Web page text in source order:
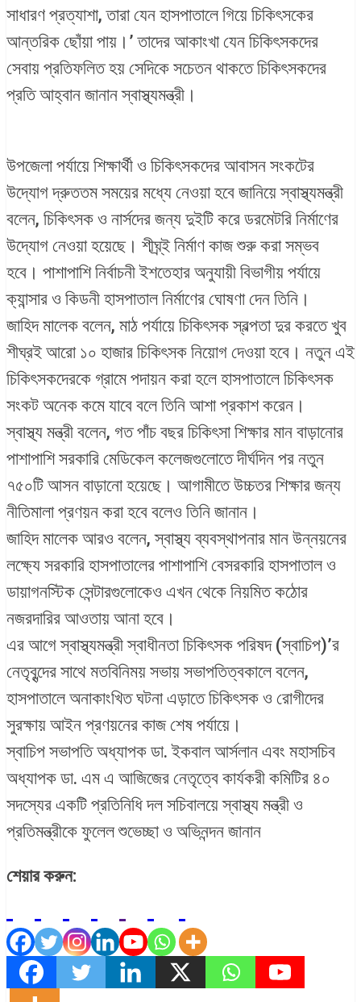
সাধারণ প্রত্যাশা, তারা যেন হাসপাতালে গিয়ে চিকিৎসকের
আন্তরিক ছোঁয়া পায়।’ তাদের আকাংখা যেন চিকিৎসকদের
সেবায় প্রতিফলিত হয় সেদিকে সচেতন থাকতে চিকিৎসকদের
প্রতি আহ্বান জানান স্বাস্থ্যমন্ত্রী।
উপজেলা পর্যায়ে শিক্ষার্থী ও চিকিৎসকদের আবাসন সংকটের
উদ্যোগ দ্রুততম সময়ের মধ্যে নেওয়া হবে জানিয়ে স্বাস্থ্যমন্ত্রী
বলেন, চিকিৎসক ও নার্সদের জন্য দুইটি করে ডরমেটরি নির্মাণের
উদ্যোগ নেওয়া হয়েছে। শীঘ্র্ই নির্মাণ কাজ শুরু করা সম্ভব
হবে। পাশাপাশি নির্বাচনী ইশতেহার অনুযায়ী বিভাগীয় পর্যায়ে
ক্যান্সার ও কিডনী হাসপাতাল নির্মাণের ঘোষণা দেন তিনি।
জাহিদ মালেক বলেন, মাঠ পর্যায়ে চিকিৎসক স্বল্পতা দুর করতে খুব
শীঘ্রই আরো ১০ হাজার চিকিৎসক নিয়োগ দেওয়া হবে। নতুন এই
চিকিৎসকদেরকে গ্রামে পদায়ন করা হলে হাসপাতালে চিকিৎসক
সংকট অনেক কমে যাবে বলে তিনি আশা প্রকাশ করেন।
স্বাস্থ্য মন্ত্রী বলেন, গত পাঁচ বছর চিকিৎসা শিক্ষার মান বাড়ানোর
পাশাপাশি সরকারি মেডিকেল কলেজগুলোতে দীর্ঘদিন পর নতুন
৭৫০টি আসন বাড়ানো হয়েছে। আগামীতে উচ্চতর শিক্ষার জন্য
নীতিমালা প্রণয়ন করা হবে বলেও তিনি জানান।
জাহিদ মালেক আরও বলেন, স্বাস্থ্য ব্যবস্থাপনার মান উন্নয়নের
লক্ষ্যে সরকারি হাসপাতালের পাশাপাশি বেসরকারি হাসপাতাল ও
ডায়াগনস্টিক সেন্টারগুলোকেও এখন থেকে নিয়মিত কঠোর
নজরদারির আওতায় আনা হবে।
এর আগে স্বাস্থ্যমন্ত্রী স্বাধীনতা চিকিৎসক পরিষদ (স্বাচিপ)’র
নেতৃবৃন্দের সাথে মতবিনিময় সভায় সভাপতিত্বকালে বলেন,
হাসপাতালে অনাকাংখিত ঘটনা এড়াতে চিকিৎসক ও রোগীদের
সুরক্ষায় আইন প্রণয়নের কাজ শেষ পর্যায়ে।
স্বাচিপ সভাপতি অধ্যাপক ডা. ইকবাল আর্সলান এবং মহাসচিব
অধ্যাপক ডা. এম এ আজিজের নেতৃত্বে কার্যকরী কমিটির ৪০
সদস্যের একটি প্রতিনিধি দল সচিবালয়ে স্বাস্থ্য মন্ত্রী ও
প্রতিমন্ত্রীকে ফুলেল শুভেচ্ছা ও অভিনন্দন জানান
শেয়ার করুন: